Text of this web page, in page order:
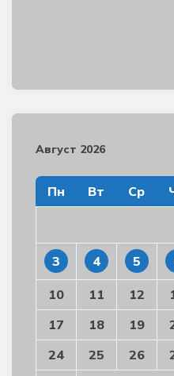
Август 2026
Пн Вт Ср
3 4 5
10 11 12
17
18 19
24
25 26